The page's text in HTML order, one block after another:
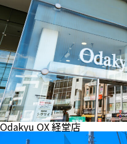
Odakyu OX 経堂店